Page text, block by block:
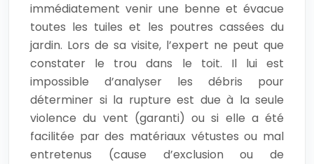
immédiatement venir une benne et évacue
toutes les tuiles et les poutres cassées du
jardin. Lors de sa visite, l’expert ne peut que
constater le trou dans le toit. Il lui est
impossible d’analyser les débris pour
déterminer si la rupture est due à la seule
violence du vent (garanti) ou si elle a été
facilitée par des matériaux vétustes ou mal
entretenus (cause d’exclusion ou de